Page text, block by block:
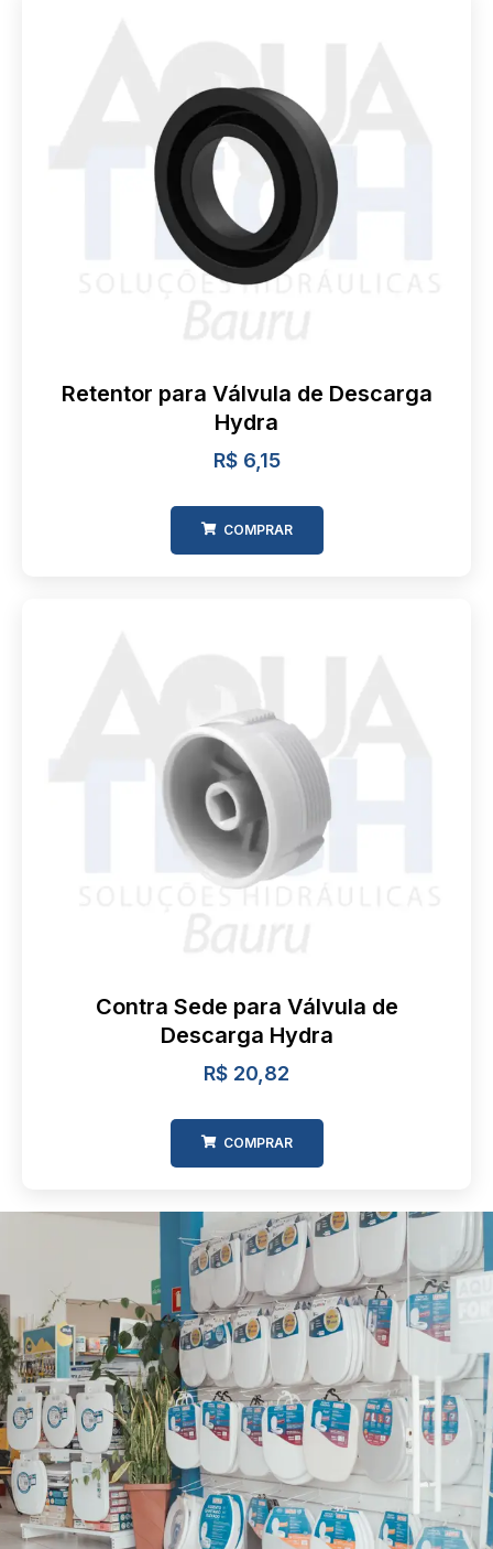
Retentor para Válvula de Descarga
Hydra
R$6,15
COMPRAR
Contra Sede para Válvula de
Descarga Hydra
R$ 20,82
COMPRAR